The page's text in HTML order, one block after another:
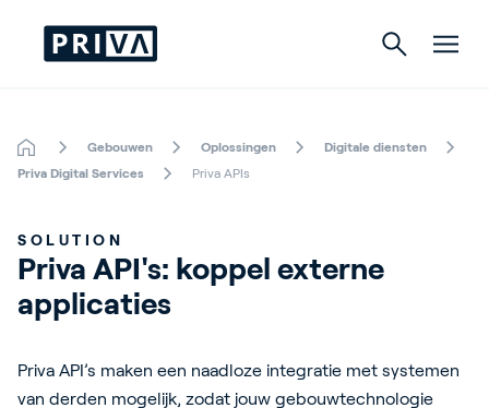
Tuinbouw
Indoor Growing
Gebouwen Oplossingen
Digitale diensten
Priva Digital Services
Priva APIs
SOLUTION
Priva API's: koppel externe
applicaties
Priva API’s maken een naadloze integratie met systemen
van derden mogelijk, zodat jouw gebouwtechnologie